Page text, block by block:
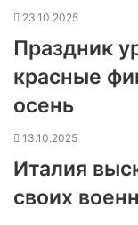
23.10.2025
Праздник
красные
осень
13.10.2025
Италия
своих